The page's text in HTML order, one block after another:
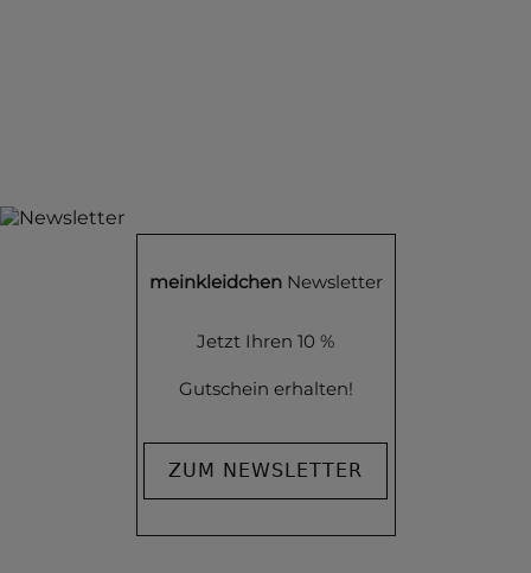
meinkleidchenNewsletter
Jetzt Ihren 10 %
Gutschein erhalten!
ZUM NEWSLETTER